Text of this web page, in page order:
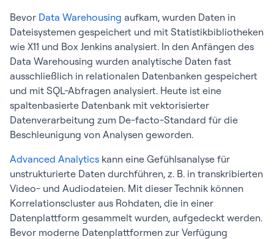
Bevor Data Warehousing aufkam, wurden Daten in
Dateisystemen gespeichert und mit Statistikbibliotheken
wie X11 und Box Jenkins analysiert. In den Anfängen des
Data Warehousing wurden analytische Daten fast
ausschließlich in relationalen Datenbanken gespeichert
und mit SQL-Abfragen analysiert. Heute ist eine
spaltenbasierte Datenbank mit vektorisierter
Datenverarbeitung zum De-facto-Standard für die
Beschleunigung von Analysen geworden.
Advanced Analytics kann eine Gefühlsanalyse für
unstrukturierte Daten durchführen, z. B. in transkribierten
Video- und Audiodateien. Mit dieser Technik können
Korrelationscluster aus Rohdaten, die in einer
Datenplattform gesammelt wurden, aufgedeckt werden.
Bevor moderne Datenplattformen zur Verfügung